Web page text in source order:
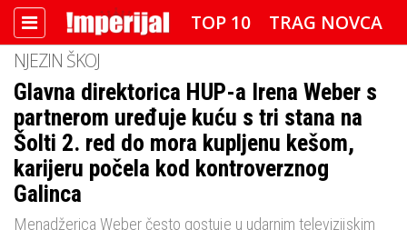
TOP 10
TRAG NOVCA
DETEKTOR
IMPERIJAL VIDEO
RADAR
IMPERIJAL & FREETIME
IMPERIJALOVE POZNATE FACE
NJEZIN ŠKOJ
Glavna direktorica HUP-a Irena Weber s
partnerom uređuje kuću s tri stana na
Šolti 2. red do mora kupljenu kešom,
karijeru počela kod kontroverznog
Galinca
Menadžerica Weber često gostuje u udarnim televizijskim